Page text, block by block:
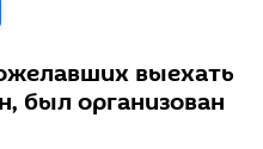
выехать
был организован